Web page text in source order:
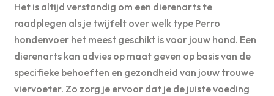
Het is altijd verstandig om een dierenarts te
raadplegen als je twijfelt over welk type Perro
hondenvoer het meest geschikt is voor jouw hond. Een
dierenarts kan advies op maat geven op basis van de
specifieke behoeften en gezondheid van jouw trouwe
viervoeter. Zo zorg je ervoor dat je de juiste voeding